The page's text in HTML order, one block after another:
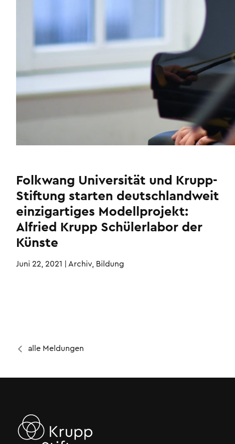
Folkwang Universität und Krupp-
Stiftung starten deutschlandweit
einzigartiges Modellprojekt:
Alfried Krupp Schülerlabor der
Künste
Juni 22, 2021 |Archiv, Bildung
alle Meldungen